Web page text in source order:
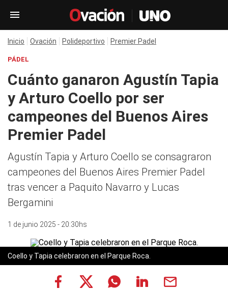
Inicio Ovación Polideportivo Premier Padel
PÁDEL
Cuánto ganaron Agustín Tapia
y Arturo Coello por ser
campeones del Buenos Aires
Premier Padel
Agustín Tapia y Arturo Coello se consagraron
campeones del Buenos Aires Premier Padel
tras vencer a Paquito Navarro y Lucas
Bergamini
1 de junio 2025 - 20:30hs
Coello y Tapia celebraron en el Parque Roca.